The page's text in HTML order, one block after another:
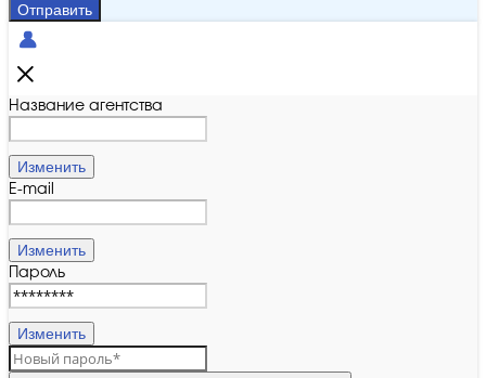
Отправить
Название агентства
Изменить
E-mail
Изменить
Пароль
Изменить